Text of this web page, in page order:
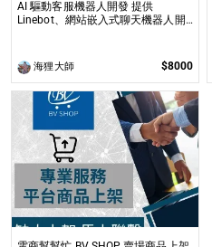
AI 驅動客服機器人開發 提供
Linebot、網站嵌入式聊天機器人開
海狸大師 $8000